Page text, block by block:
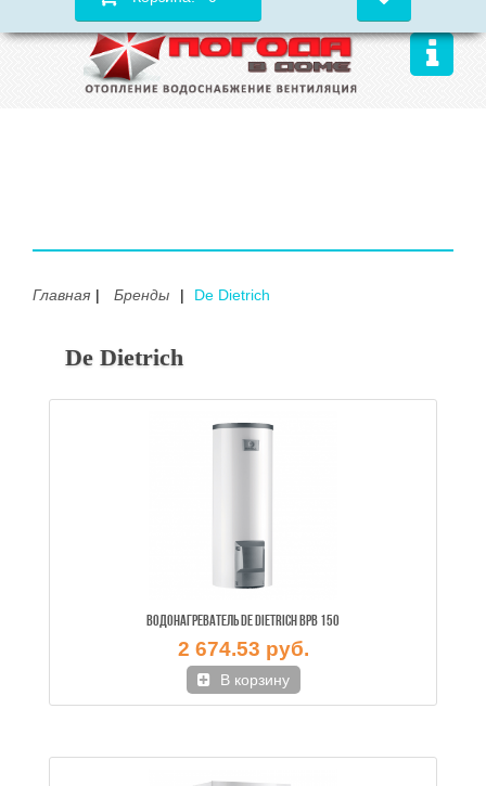
Главная Бренды De Dietrich
De Dietrich
ВОДОНАГРЕВАТЕЛЬ DE DIETRICH BPB 150
2 674.53 руб.
В корзину